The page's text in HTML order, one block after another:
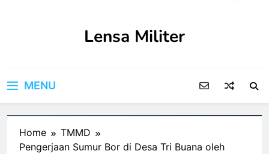
Lensa Militer
MENU
Home
TMMD
Pengerjaan Sumur Bor di Desa Tri Buana oleh